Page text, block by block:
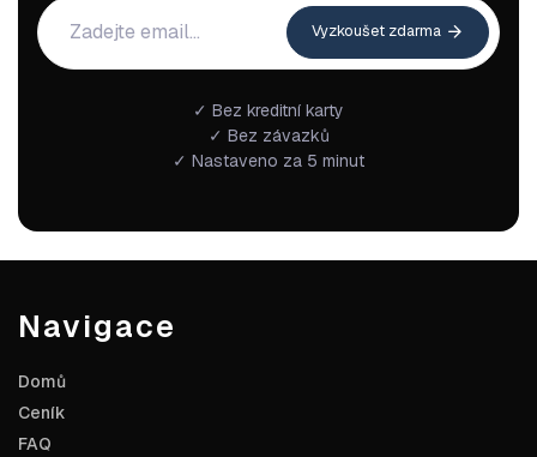
Vyzkoušet zdarma
✓ Bez kreditní karty
✓ Bez závazků
✓ Nastaveno za 5 minut
Navigace
Domů
Ceník
FAQ